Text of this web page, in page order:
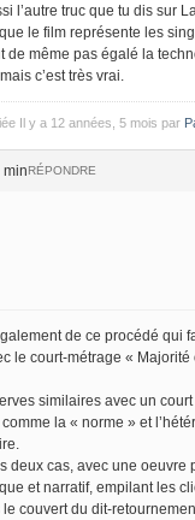
l’autre truc que tu dis sur
le film représente les
de même pas égalé la
c’est très vrai.
Il y a 12 années, 5 mois par
minRÉPONDRE
de ce procédé qui
le court-métrage «
similaires avec un
la « norme » et
deux cas, avec une oeuvre
et narratif, empilant les
couvert du dit-